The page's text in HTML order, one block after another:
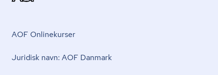
AOF Onlinekurser
Juridisk navn: AOF Danmark